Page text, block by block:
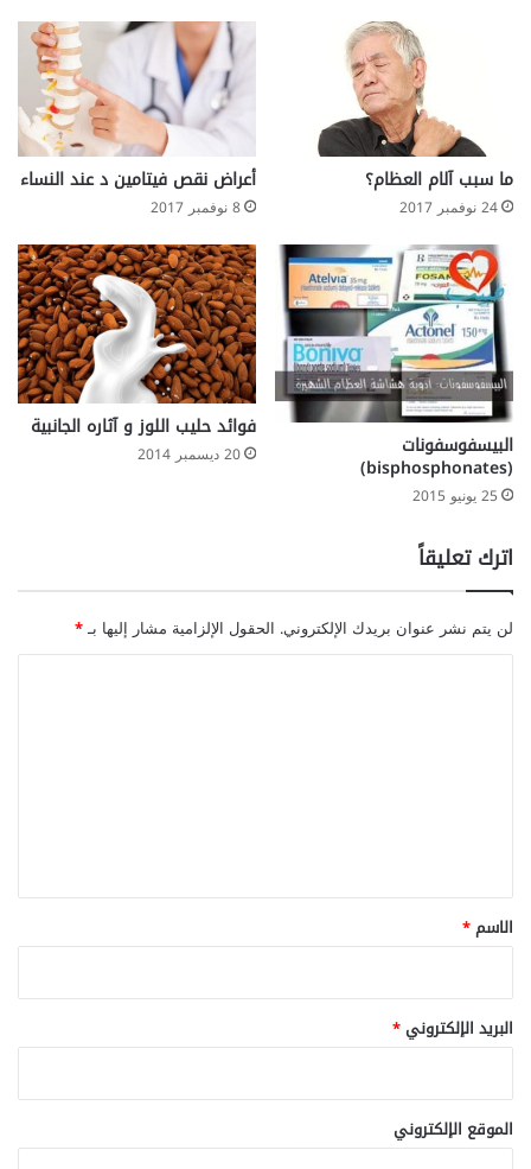
ما سبب آلام العظام؟
24 نوفمبر 2017
أعراض نقص فيتامين د عند النساء
8 نوفمبر 2017
البيسفوسفونات
(bisphosphonates)
25 يونيو 2015
فوائد حليب اللوز و آثاره الجانبية
20 ديسمبر 2014
اترك تعليقاً
لن يتم نشر عنوان بريدك الإلكتروني. الحقول الإلزامية مشار إليها بـ*
*
الاسم*
البريد الإلكتروني*
الموقع الإلكتروني